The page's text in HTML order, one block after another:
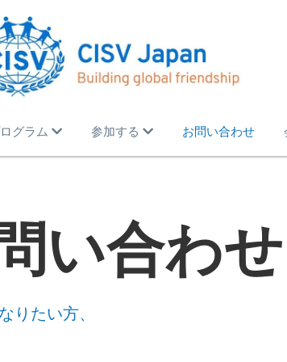
グラム 参加する お問い合わせ
い合わせ
りたい方、